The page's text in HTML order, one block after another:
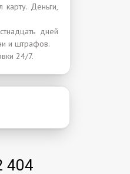
Деньги,
дней
и штрафов.
24/7.
404